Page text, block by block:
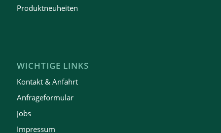
Produktneuheiten
WICHTIGE LINKS
Kontakt & Anfahrt
Anfrageformular
Jobs
Impressum